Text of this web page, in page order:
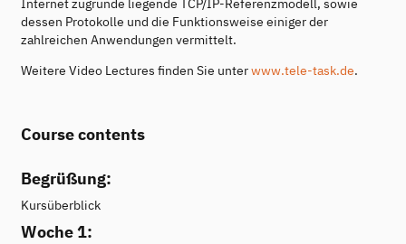
Internet zugrunde liegende TCP/IP-Referenzmodell, sowie
dessen Protokolle und die Funktionsweise einiger der
zahlreichen Anwendungen vermittelt.
Weitere Video Lectures finden Sie unterwww.tele-task.de.
Course contents
Begrüßung:
Kursüberblick
Woche 1: